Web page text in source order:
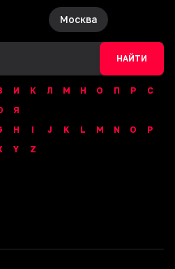
Москва
НАЙТИ
И К Л М Н О П Р
С
Я
H I J K L M N O
P
Y Z